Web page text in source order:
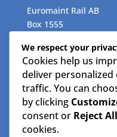
Euromaint Rail AB
Box 1555
Växeln:
Telefon: 08- 515 15
Följ oss
Facebook
We respect your
Cookies help us
deliver personalized
traffic. You can
by clicking
consent or Reject All
cookies.